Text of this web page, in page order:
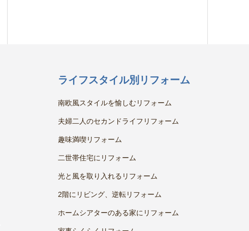
ライフスタイル別リフォーム
南欧風スタイルを愉しむリフォーム
夫婦二人のセカンドライフリフォーム
趣味満喫リフォーム
二世帯住宅にリフォーム
光と風を取り入れるリフォーム
2階にリビング、逆転リフォーム
ホームシアターのある家にリフォーム